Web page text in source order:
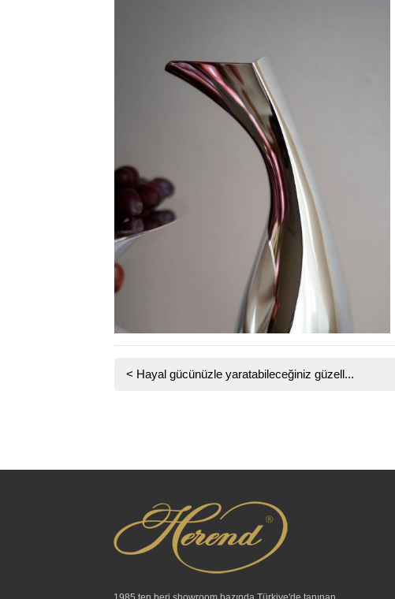
< Hayal gücünüzle yaratabileceğiniz güzell...